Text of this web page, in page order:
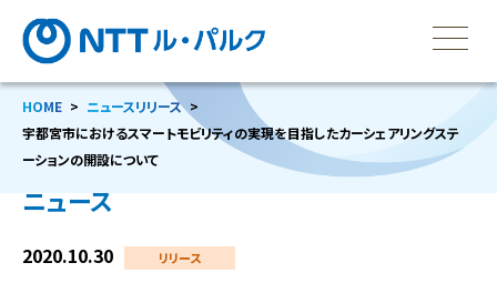
HOME
ニュースリリース
宇都宮市におけるスマートモビリティの実現を目指したカーシェアリングステ
ーションの開設について
ニュース
2020.10.30 リリース